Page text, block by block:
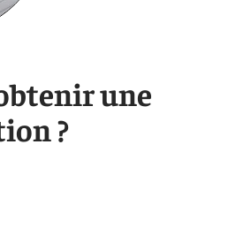
une
?